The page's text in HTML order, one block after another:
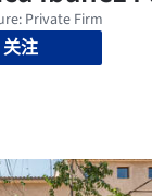
关注